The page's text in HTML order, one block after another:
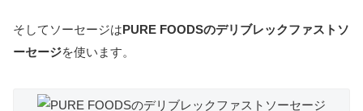
そしてソーセージはPURE FOODSのデリブレックファストソ
ーセージを使います。